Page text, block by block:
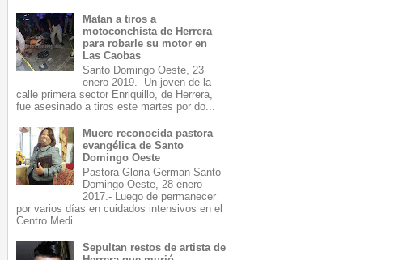
Matan a tiros a
motoconchista de Herrera
para robarle su motor en
Las Caobas
Santo Domingo Oeste, 23
enero 2019.- Un joven de la
calle primera sector Enriquillo, de Herrera,
fue asesinado a tiros este martes por do...
Muere reconocida pastora
evangélica de Santo
Domingo Oeste
Pastora Gloria German Santo
Domingo Oeste, 28 enero
2017.- Luego de permanecer
por varios días en cuidados intensivos en el
Centro Medi...
Sepultan restos de artista de